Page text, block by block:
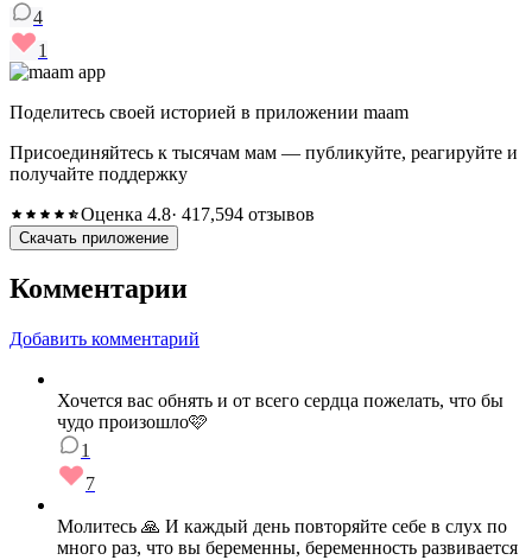
4
1
Поделитесь своей историей в приложении maam
Присоединяйтесь к тысячам мам — публикуйте, реагируйте и
получайте поддержку
Оценка 4.8· 417,594 отзывов
Скачать приложение
Комментарии
Добавить комментарий
Хочется вас обнять и от всего сердца пожелать, что бы
чудо произошло🩷
1
7
Молитесь 🙏 И каждый день повторяйте себе в слух по
много раз, что вы беременны, беременность развивается